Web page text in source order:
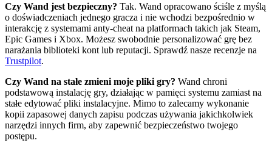
Czy Wand jest bezpieczny? Tak. Wand opracowano ściśle z myślą
o doświadczeniach jednego gracza i nie wchodzi bezpośrednio w
interakcję z systemami anty-cheat na platformach takich jak Steam,
Epic Games i Xbox. Możesz swobodnie personalizować grę bez
narażania biblioteki kont lub reputacji. Sprawdź nasze recenzje na
Trustpilot.
Czy Wand na stałe zmieni moje pliki gry? Wand chroni
podstawową instalację gry, działając w pamięci systemu zamiast na
stałe edytować pliki instalacyjne. Mimo to zalecamy wykonanie
kopii zapasowej danych zapisu podczas używania jakichkolwiek
narzędzi innych firm, aby zapewnić bezpieczeństwo twojego
postępu.